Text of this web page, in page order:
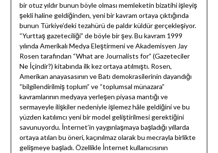
bir otuz yıldır bunun böyle olması memleketin bizatihi işleyiş
şekli haline geldiğinden, yeni bir kavram ortaya çıktığında
bunun Türkiye’deki tezahürü de paldır küldür gerçekleşiyor.
“Yurttaş gazeteciliği” de böyle bir şey. Bu kavram 1999
yılında Amerikalı Medya Eleştirmeni ve Akademisyen Jay
Rosen tarafından “What are Journalists for” (Gazeteciler
Ne İçindir?) kitabında ilk kez ortaya atılmıştı. Rosen,
Amerikan anayasasının ve Batı demokrasilerinin dayandığı
“bilgilendirilmiş toplum” ve “toplumsal münazara”
kavramlarının medyaya yerleşen piyasa mantığı ve
sermayeyle ilişkiler nedeniyle işlemez hâle geldiğini ve bu
yüzden katılımcı yeni bir model geliştirilmesi gerektiğini
savunuyordu. İnternet’in yaygınlaşmaya başladığı yıllarda
ortaya atılan bu öneri, kaçınılmaz olarak bu mecrayla birlikte
gelişmeye başladı. Özellikle İnternet kullanıcısının